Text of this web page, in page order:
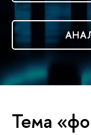
Тема